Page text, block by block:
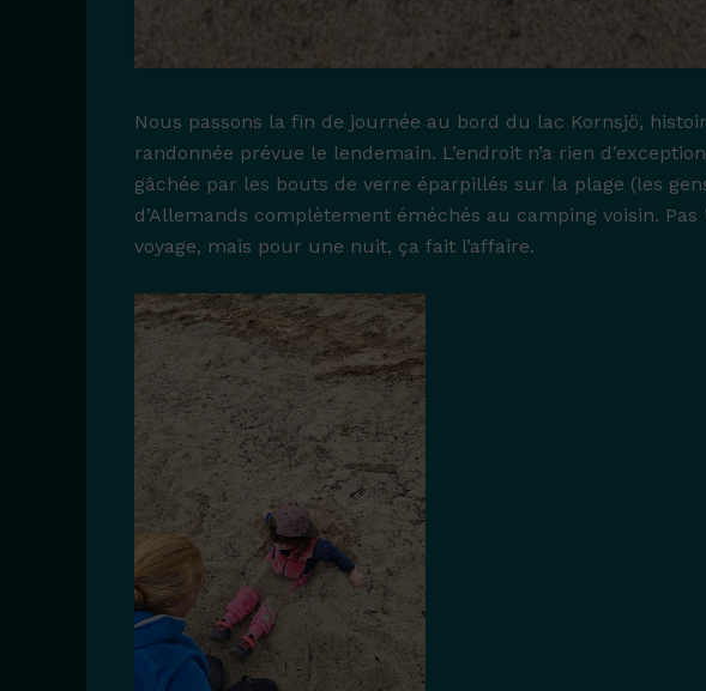
Nous passons la fin de journée au bord du lac Kornsjö,
randonnée prévue le lendemain. L’endroit n’a rien
gâchée par les bouts de verre éparpillés sur la plage (les
d’Allemands complètement éméchés au camping voisin.
voyage, mais pour une nuit, ça fait l’affaire.